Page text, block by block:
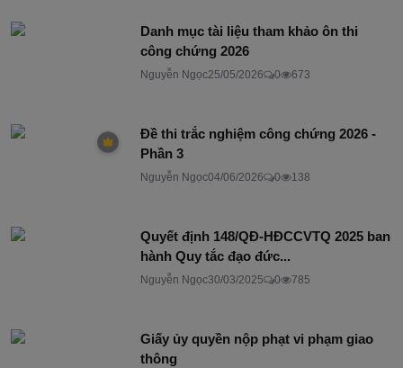
Danh mục tài liệu tham khảo ôn thi
công chứng 2026
Nguyễn Ngọc25/05/2026 0 673
Đề thi trắc nghiệm công chứng 2026 -
Phần 3
Nguyễn Ngọc04/06/2026 0 138
Quyết định 148/QĐ-HĐCCVTQ 2025 ban
hành Quy tắc đạo đức...
Nguyễn Ngọc30/03/2025 0 785
Giấy ủy quyền nộp phạt vi phạm giao
thông